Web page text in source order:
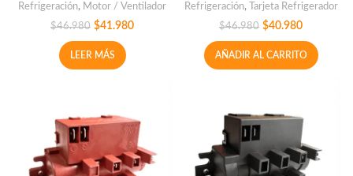
Refrigeración, Motor / Ventilador
$46.980 $41.980
LEER MÁS
Refrigeración, Tarjeta Refrigerador
$46.980 $40.980
AÑADIR AL CARRITO